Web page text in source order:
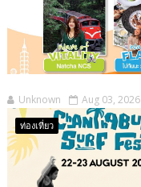
Unknown Aug 03, 2026
ท่องเที่ยว